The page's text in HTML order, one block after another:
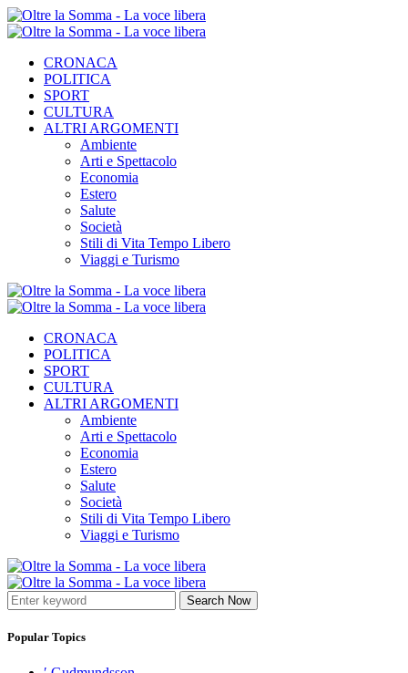
CRONACA
POLITICA
SPORT
CULTURA
ALTRI ARGOMENTI
Ambiente
Arti e Spettacolo
Economia
Estero
Salute
Società
Stili di Vita Tempo Libero
Viaggi e Turismo
CRONACA
POLITICA
SPORT
CULTURA
ALTRI ARGOMENTI
Ambiente
Arti e Spettacolo
Economia
Estero
Salute
Società
Stili di Vita Tempo Libero
Viaggi e Turismo
Search Now
Popular Topics